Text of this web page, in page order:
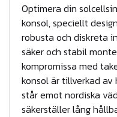
Optimera din
konsol, speciellt
robusta och diskreta
säker och stabil
kompromissa med
konsol är tillverkad
står emot nordiska
säkerställer lång